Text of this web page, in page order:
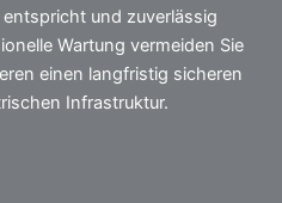
und zuverlässig
Wartung vermeiden Sie
einen langfristig sicheren
Infrastruktur.